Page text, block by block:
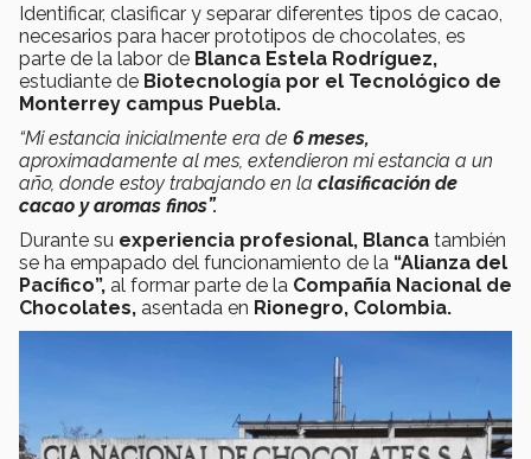
Identificar, clasificar y separar diferentes tipos de cacao,
necesarios para hacer prototipos de chocolates, es
parte de la labor de Blanca Estela Rodríguez,
estudiante de Biotecnología por el Tecnológico de
Monterrey campus Puebla.
“Mi estancia inicialmente era de 6 meses,
aproximadamente al mes, extendieron mi estancia a un
año, donde estoy trabajando en la clasificación de
cacao y aromas finos”.
Durante su experiencia profesional, Blanca también
se ha empapado del funcionamiento de la “Alianza del
Pacífico”, al formar parte de la Compañía Nacional de
Chocolates, asentada en Rionegro, Colombia.